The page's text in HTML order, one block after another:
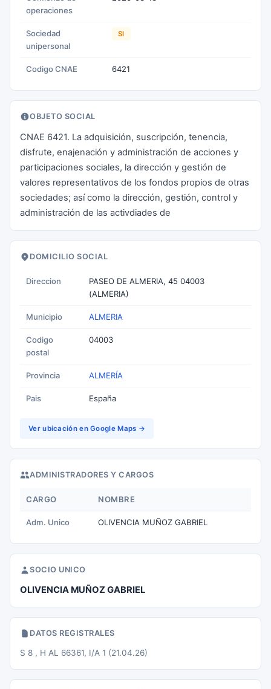
operaciones
Sociedad
unipersonal
SI
Codigo CNAE 6421
OBJETO SOCIAL
CNAE 6421. La adquisición, suscripción, tenencia,
disfrute, enajenación y administración de acciones y
participaciones sociales, la dirección y gestión de
valores representativos de los fondos propios de otras
sociedades; así como la dirección, gestión, control y
administración de las activdiades de
DOMICILIO SOCIAL
Direccion
PASEO DE ALMERIA, 45 04003
(ALMERIA)
Municipio ALMERIA
Codigo
postal
04003
Provincia ALMERÍA
Pais España
Ver ubicación en Google Maps →
ADMINISTRADORES Y CARGOS
CARGO NOMBRE
Adm. Unico OLIVENCIA MUÑOZ GABRIEL
SOCIO UNICO
OLIVENCIA MUÑOZ GABRIEL
DATOS REGISTRALES
S 8 , H AL 66361, I/A 1 (21.04.26)